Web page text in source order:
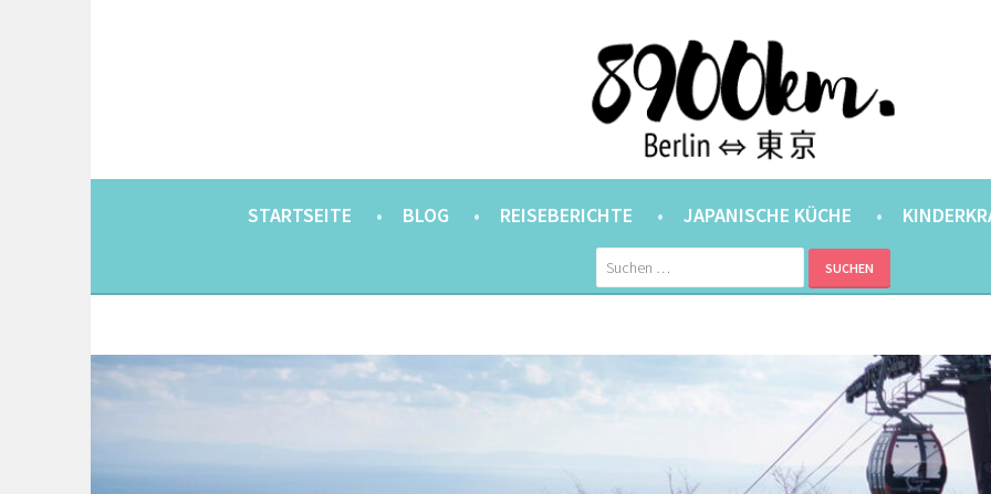
STARTSEITE BLOG REISEBERICHTE JAPANISCHE KÜCHE
Suchen
nach: